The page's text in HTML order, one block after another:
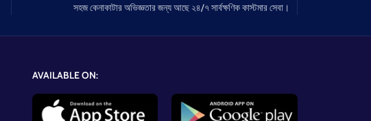
সহজ কেনাকাটার অভিজ্ঞতার জন্য আছে ২৪/৭ সার্বক্ষণিক কাস্টমার সেবা।
AVAILABLE ON: